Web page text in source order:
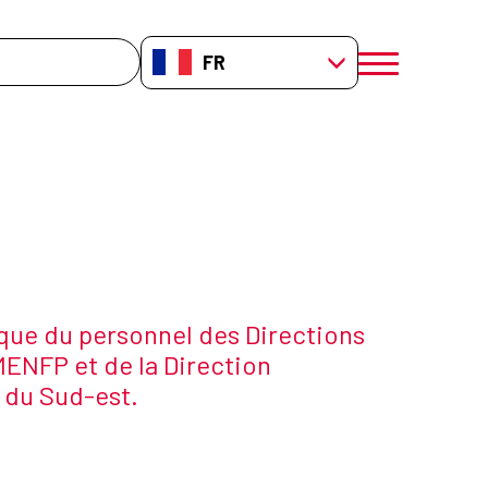
FR-FR
menú móvil
du personnel des Directions
et de la Direction
Sud-est.
la noticia